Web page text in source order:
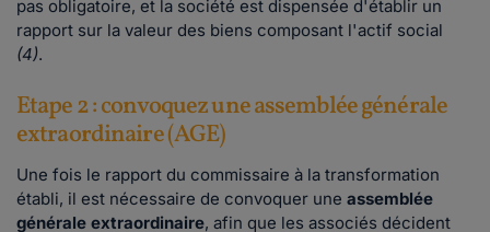
pas obligatoire, et la société est dispensée d'établir un
rapport sur la valeur des biens composant l'actif social
(4).
Etape 2 : convoquez une assemblée générale
extraordinaire (AGE)
Une fois le rapport du commissaire à la transformation
établi, il est nécessaire de convoquer une assemblée
générale extraordinaire, afin que les associés décident